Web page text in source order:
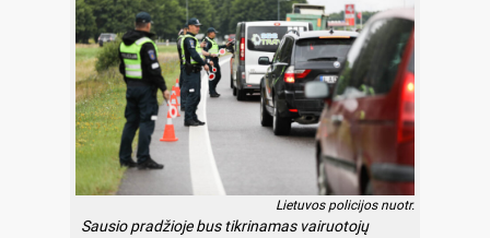
Lietuvos policijos nuotr.
Sausio pradžioje bus tikrinamas vairuotojų